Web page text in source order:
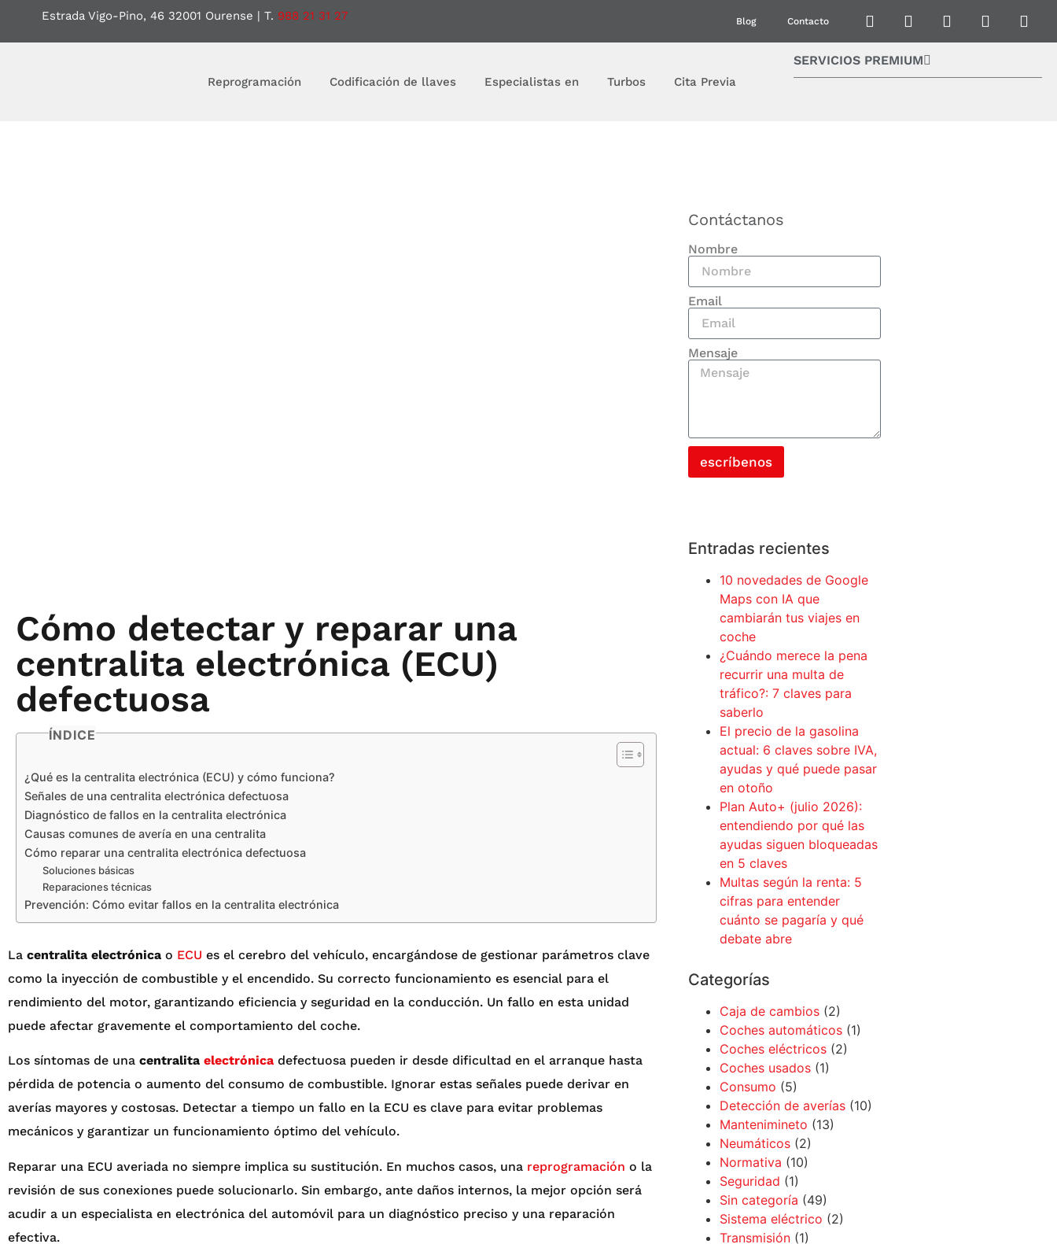
Estrada Vigo-Pino, 46 32001 Ourense | T. 988 21 31 27 Blog Contacto
Reprogramación Codificación de llaves Especialistas en Turbos Cita Previa
SERVICIOS PREMIUM
Cómo detectar y reparar una
centralita electrónica (ECU)
defectuosa
ÍNDICE
¿Qué es la centralita electrónica (ECU) y cómo funciona?
Señales de una centralita electrónica defectuosa
Diagnóstico de fallos en la centralita electrónica
Causas comunes de avería en una centralita
Cómo reparar una centralita electrónica defectuosa
Soluciones básicas
Reparaciones técnicas
Prevención: Cómo evitar fallos en la centralita electrónica
La centralita electrónica o ECU es el cerebro del vehículo, encargándose de gestionar parámetros clave
como la inyección de combustible y el encendido. Su correcto funcionamiento es esencial para el
rendimiento del motor, garantizando eficiencia y seguridad en la conducción. Un fallo en esta unidad
puede afectar gravemente el comportamiento del coche.
Los síntomas de una centralita electrónica defectuosa pueden ir desde dificultad en el arranque hasta
pérdida de potencia o aumento del consumo de combustible. Ignorar estas señales puede derivar en
averías mayores y costosas. Detectar a tiempo un fallo en la ECU es clave para evitar problemas
mecánicos y garantizar un funcionamiento óptimo del vehículo.
Reparar una ECU averiada no siempre implica su sustitución. En muchos casos, una reprogramación o la
revisión de sus conexiones puede solucionarlo. Sin embargo, ante daños internos, la mejor opción será
acudir a un especialista en electrónica del automóvil para un diagnóstico preciso y una reparación
efectiva.
Contáctanos
Nombre
Email
Mensaje
escríbenos
Entradas recientes
10 novedades de Google
Maps con IA que
cambiarán tus viajes en
coche
¿Cuándo merece la pena
recurrir una multa de
tráfico?: 7 claves para
saberlo
El precio de la gasolina
actual: 6 claves sobre IVA,
ayudas y qué puede pasar
en otoño
Plan Auto+ (julio 2026):
entendiendo por qué las
ayudas siguen bloqueadas
en 5 claves
Multas según la renta: 5
cifras para entender
cuánto se pagaría y qué
debate abre
Categorías
Caja de cambios (2)
Coches automáticos (1)
Coches eléctricos (2)
Coches usados (1)
Consumo (5)
Detección de averías (10)
Mantenimineto (13)
Neumáticos (2)
Normativa (10)
Seguridad (1)
Sin categoría (49)
Sistema eléctrico (2)
Transmisión (1)